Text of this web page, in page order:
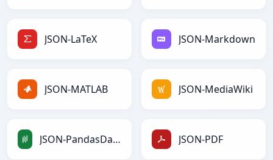
JSON-LaTeX JSON-Markdown
JSON-MATLAB JSON-MediaWiki
JSON-PandasDataFrame JSON-PDF